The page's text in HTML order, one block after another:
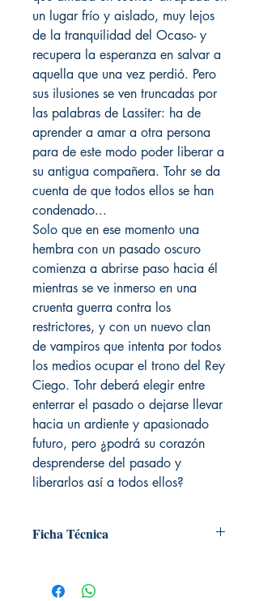
un lugar frío y aislado, muy lejos
de la tranquilidad del Ocaso- y
recupera la esperanza en salvar a
aquella que una vez perdió. Pero
sus ilusiones se ven truncadas por
las palabras de Lassiter: ha de
aprender a amar a otra persona
para de este modo poder liberar a
su antigua compañera. Tohr se da
cuenta de que todos ellos se han
condenado...
Solo que en ese momento una
hembra con un pasado oscuro
comienza a abrirse paso hacia él
mientras se ve inmerso en una
cruenta guerra contra los
restrictores, y con un nuevo clan
de vampiros que intenta por todos
los medios ocupar el trono del Rey
Ciego. Tohr deberá elegir entre
enterrar el pasado o dejarse llevar
hacia un ardiente y apasionado
futuro, pero ¿podrá su corazón
desprenderse del pasado y
liberarlos así a todos ellos?
Ficha Técnica
Editorial: DEBOLSILLO